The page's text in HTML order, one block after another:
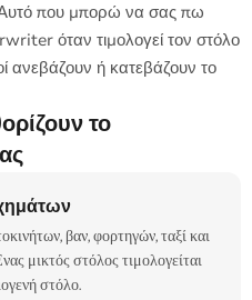
Αυτό που μπορώ να σας πω
όταν τιμολογεί τον στόλο
ανεβάζουν ή κατεβάζουν το
το
βαν, φορτηγών, ταξί και
μικτός στόλος τιμολογείται
στόλο.